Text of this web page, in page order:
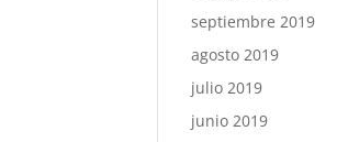
septiembre 2019
agosto 2019
julio 2019
junio 2019